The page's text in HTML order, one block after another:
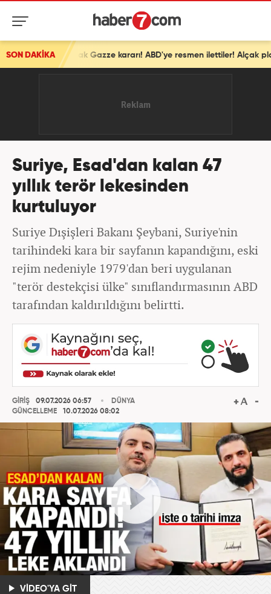
SON DAKİKA İsrail'den ortalığı karıştıracak Gazze kararı! ABD'ye resmen ilettiler! Alçak plan devrede
Suriye, Esad'dan kalan 47
yıllık terör lekesinden
kurtuluyor
Suriye Dışişleri Bakanı Şeybani, Suriye'nin
tarihindeki kara bir sayfanın kapandığını, eski
rejim nedeniyle 1979'dan beri uygulanan
"terör destekçisi ülke" sınıflandırmasının ABD
tarafından kaldırıldığını belirtti.
GİRİŞ
09.07.2026 06:57
GÜNCELLEME
10.07.2026 08:02
DÜNYA
VİDEO'YA GİT